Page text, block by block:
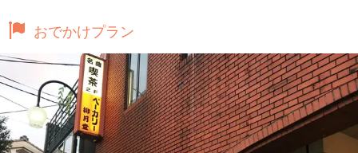
おでかけプラン